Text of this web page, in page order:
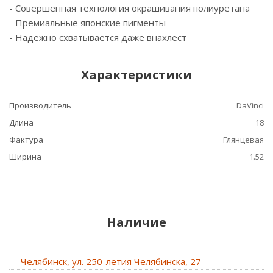
- Cовершенная технология окрашивания полиуретана
- Премиальные японские пигменты
- Надежно схватывается даже внахлест
Характеристики
Производитель
DaVinci
Длина
18
Фактура
Глянцевая
Ширина
1.52
Наличие
Челябинск, ул. 250-летия Челябинска, 27